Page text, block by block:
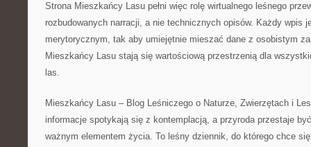
Strona Mieszkańcy Lasu pełni więc rolę wirtualnego leśnego
rozbudowanych narracji, a nie technicznych opisów. Każdy wpis
merytorycznym, tak aby umiejętnie mieszać dane z osobistym
Mieszkańcy Lasu stają się wartościową przestrzenią dla
las.
Mieszkańcy Lasu – Blog Leśniczego o Naturze, Zwierzętach i
informacje spotykają się z kontemplacją, a przyroda przestaje
ważnym elementem życia. To leśny dziennik, do którego chce